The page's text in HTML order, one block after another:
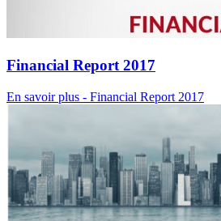
Financial Report 2017
En savoir plus - Financial Report 2017